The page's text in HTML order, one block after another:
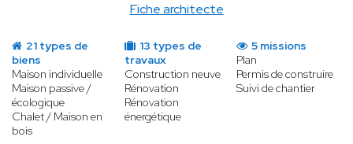
Fiche architecte
21 types de
biens
Maison individuelle
Maison passive /
écologique
Chalet / Maison en
bois
13 types de
travaux
Construction neuve
Rénovation
Rénovation
énergétique
5 missions
Plan
Permis de construire
Suivi de chantier